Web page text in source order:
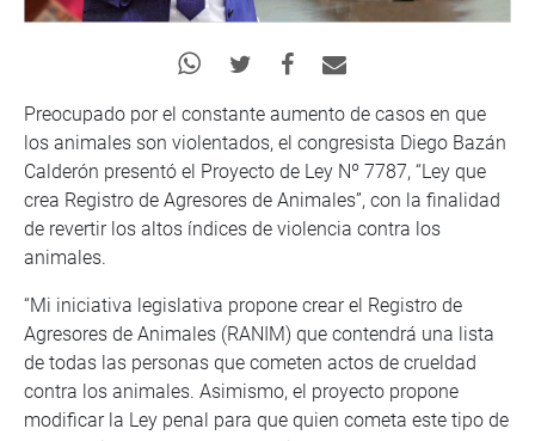
Preocupado por el constante aumento de casos en que
los animales son violentados, el congresista Diego Bazán
Calderón presentó el Proyecto de Ley Nº 7787, “Ley que
crea Registro de Agresores de Animales”, con la finalidad
de revertir los altos índices de violencia contra los
animales.
“Mi iniciativa legislativa propone crear el Registro de
Agresores de Animales (RANIM) que contendrá una lista
de todas las personas que cometen actos de crueldad
contra los animales. Asimismo, el proyecto propone
modificar la Ley penal para que quien cometa este tipo de